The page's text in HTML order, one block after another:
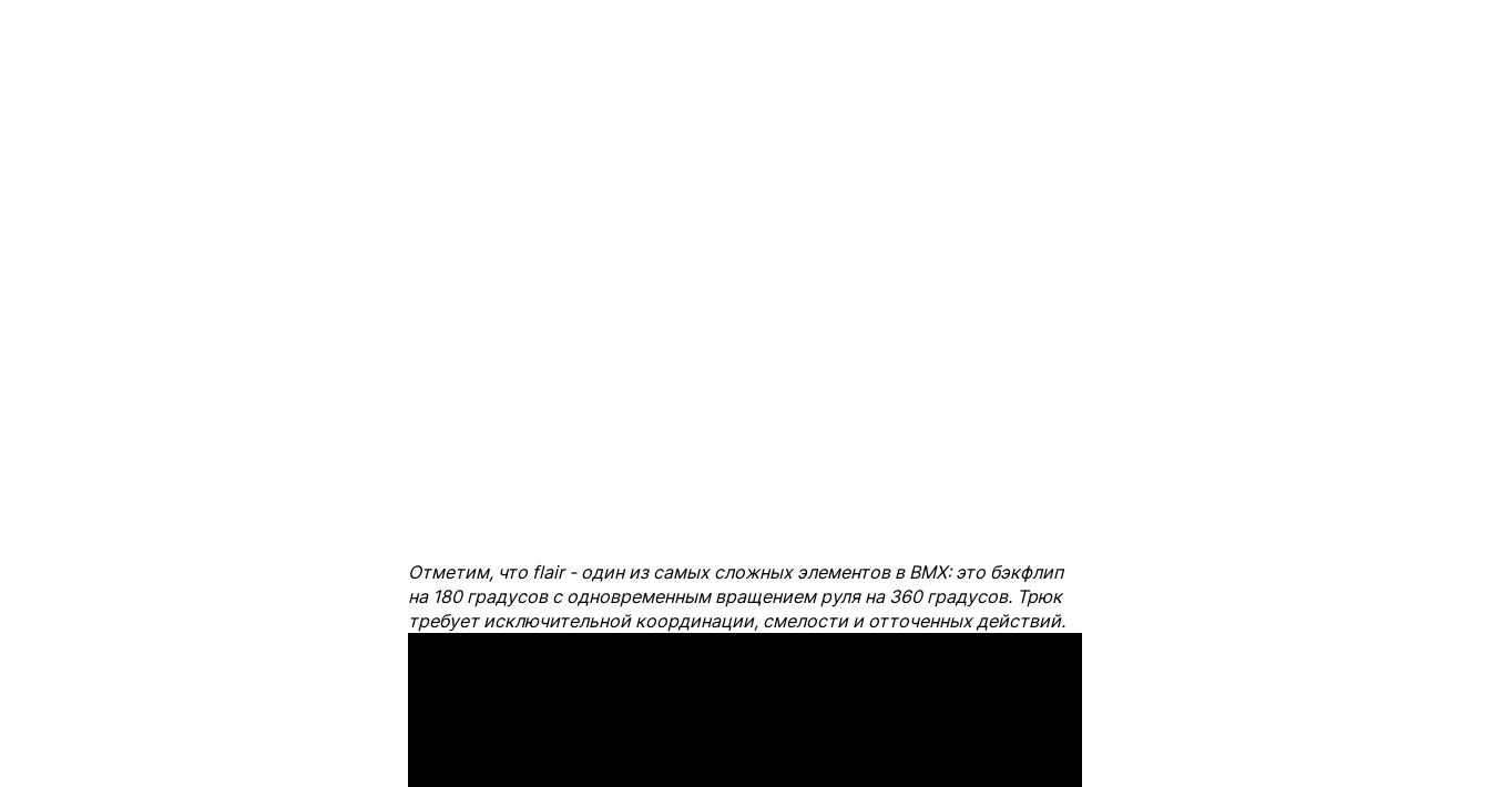
Отметим, что flair - один из самых сложных элементов в BMX: это бэкфлип
на 180 градусов с одновременным вращением руля на 360 градусов. Трюк
требует исключительной координации, смелости и отточенных действий.